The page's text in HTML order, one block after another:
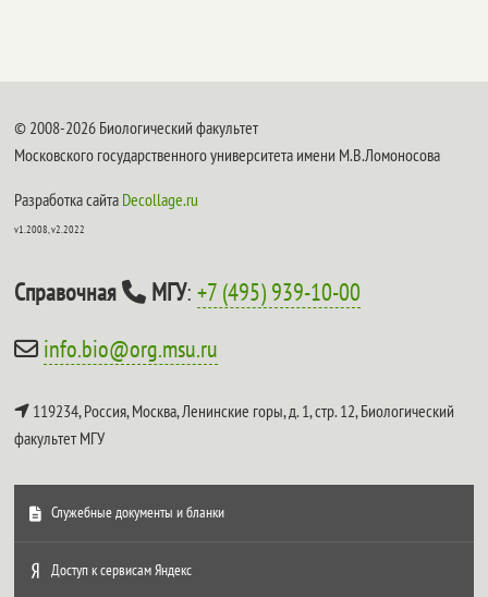
© 2008-2026 Биологический факультет
Московского государственного университета имени М.В.Ломоносова
Разработка сайта Decollage.ru
v1.2008, v2.2022
Справочная МГУ:+7 (495) 939-10-00
info.bio@org.msu.ru
119234, Россия, Москва, Ленинские горы, д. 1, стр. 12,Биологический
факультет МГУ
Служебные документы и бланки
Доступ к сервисам Яндекс